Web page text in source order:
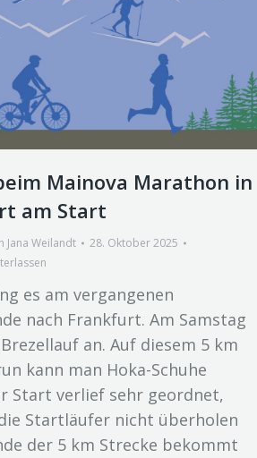
Mainova Marathon in
am Start
Jana Weilandt
28. Oktober 2025
es am vergangenen
nach Frankfurt. Am Samstag
an. Auf diesem 5 km
kann man Hoka-Schuhe
Start verlief sehr geordnet,
Startläufer nicht überholen
der 5 km Strecke bekommt